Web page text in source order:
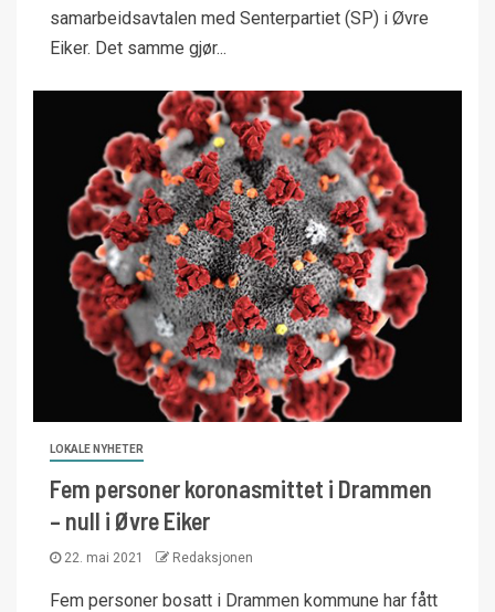
samarbeidsavtalen med Senterpartiet (SP) i Øvre
Eiker. Det samme gjør...
LOKALE NYHETER
Fem personer koronasmittet i Drammen
– null i Øvre Eiker
22. mai 2021 Redaksjonen
Fem personer bosatt i Drammen kommune har fått